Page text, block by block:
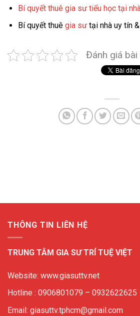
Bí quyết thuê gia sư tiểu học tại
Bí quyết thuê gia sưtại nhà uy tín
Đánh giá bài
THÔNG TIN LIÊN HỆ
TRUNG TÂM GIA SƯ TRÍ TUỆ VIỆT
Website: www.giasuttv.net
Hotline : 0906801079 – 0932622625
Email: giasuttv.tphcm@gmail.com